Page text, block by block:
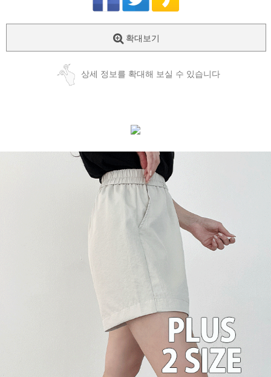
확대보기
상세 정보를 확대해 보실 수 있습니다